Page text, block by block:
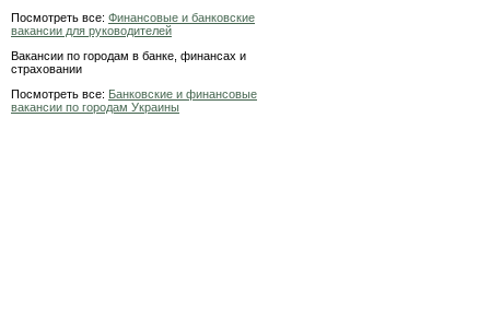
Посмотреть все: Финансовые и банковские
вакансии для руководителей
Вакансии по городам в банке, финансах и
страховании
Посмотреть все: Банковские и финансовые
вакансии по городам Украины